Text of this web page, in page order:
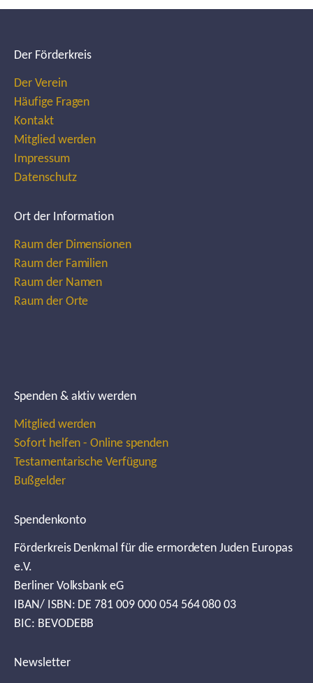
Der Förderkreis
Der Verein
Häufige Fragen
Kontakt
Mitglied werden
Impressum
Datenschutz
Ort der Information
Raum der Dimensionen
Raum der Familien
Raum der Namen
Raum der Orte
Spenden & aktiv werden
Mitglied werden
Sofort helfen - Online spenden
Testamentarische Verfügung
Bußgelder
Spendenkonto
Förderkreis Denkmal für die ermordeten Juden Europas
e.V.
Berliner Volksbank eG
IBAN/ ISBN: DE 781 009 000 054 564 080 03
BIC: BEVODEBB
Newsletter